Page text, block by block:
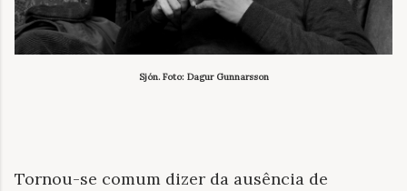
Sjón. Foto: Dagur Gunnarsson
Tornou-se comum dizer da ausência de